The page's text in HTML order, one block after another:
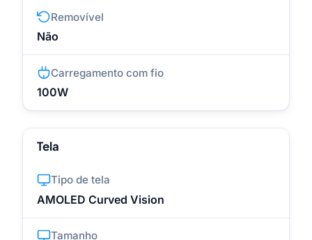
Removível
Não
Carregamento com fio
100W
Tela
Tipo de tela
AMOLED Curved Vision
Tamanho